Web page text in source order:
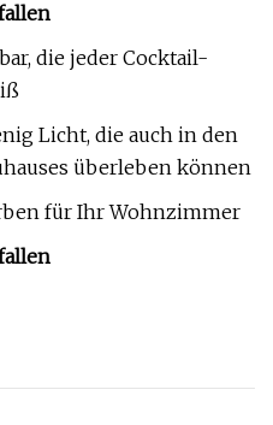
die jeder Cocktail-
Licht, die auch in den
überleben können
für Ihr Wohnzimmer